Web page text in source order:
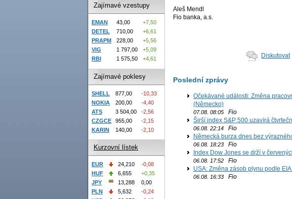
Aleš Mendl
Fio banka, a.s.
Diskutovat
Poslední zprávy
Očekávané události: Změna
(Německo)
07.08. 08:05 Fio
Širší index S&P 500 uzavírá
06.08. 22:14 Fio
Německá burza dnes bez
06.08. 18:23 Fio
Index Dow Jones se drží v
06.08. 17:52 Fio
USA: Změna zásob plynu podle
06.08. 16:33 Fio
Zajímavé vzestupy
EMAN 43,00
+7,50
DETEL
710,00
+6,61
PRAPM
228,00
+5,56
VIG
1 797,00
+5,09
RBI
1 575,50 +4,61
Zajímavé poklesy
SHELL 877,00
-10,33
NOKIA
200,00
-4,40
ATS
3 504,00
-2,56
CZGCE
955,00
-2,15
KARIN
140,00 -2,10
Kurzovní lístek
EUR 24,210
-0,08
HUF
6,655
+0,35
JPY
13,288
0,00
PLN
5,632
-0,24